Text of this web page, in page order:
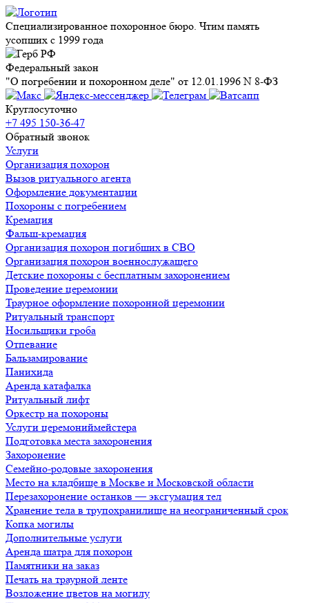
Специализированное похоронное бюро. Чтим память
усопших с 1999 года
Федеральный закон
"О погребении и похоронном деле" от 12.01.1996 N 8-ФЗ
Круглосуточно
+7 495 150-36-47
Обратный звонок
Услуги
Организация похорон
Вызов ритуального агента
Оформление документации
Похороны с погребением
Кремация
Фальш-кремация
Организация похорон погибших в СВО
Организация похорон военнослужащего
Детские похороны с бесплатным захоронением
Проведение церемонии
Траурное оформление похоронной церемонии
Ритуальный транспорт
Носильщики гроба
Отпевание
Бальзамирование
Панихида
Аренда катафалка
Ритуальный лифт
Оркестр на похороны
Услуги церемониймейстера
Подготовка места захоронения
Захоронение
Семейно-родовые захоронения
Место на кладбище в Москве и Московской области
Перезахоронение останков — эксгумация тел
Хранение тела в трупохранилище на неограниченный срок
Копка могилы
Дополнительные услуги
Аренда шатра для похорон
Памятники на заказ
Печать на траурной ленте
Возложение цветов на могилу